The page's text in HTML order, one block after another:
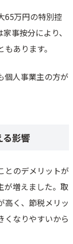
65万円の特別控
事按分により、
あります。
個人事業主の方が
る影響
とのデメリットが
が増えました。取
高く、節税メリッ
くなりやすいから